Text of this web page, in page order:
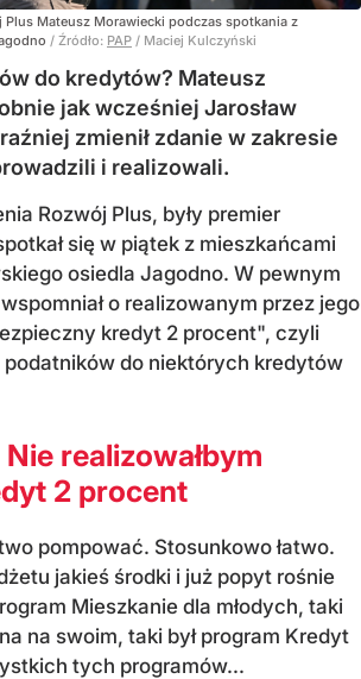
Plus Mateusz Morawiecki podczas spotkania z
/ Źródło: PAP / Maciej Kulczyński
do kredytów? Mateusz
jak wcześniej Jarosław
zmienił zdanie w zakresie
i realizowali.
Rozwój Plus, były premier
się w piątek z mieszkańcami
osiedla Jagodno. W pewnym
o realizowanym przez jego
kredyt 2 procent", czyli
podatników do niektórych kredytów
realizowałbym
2 procent
pompować. Stosunkowo łatwo.
jakieś środki i już popyt rośnie
Mieszkanie dla młodych, taki
na swoim, taki był program Kredyt
tych programów...